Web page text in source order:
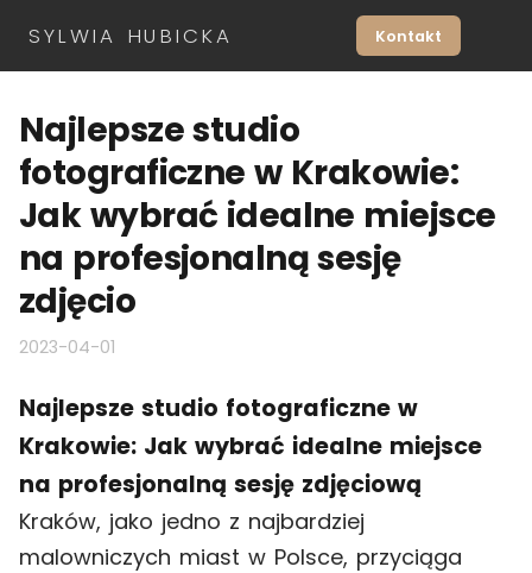
SYLWIA HUBICKA Kontakt
Najlepsze studio
fotograficzne w Krakowie:
Jak wybrać idealne miejsce
na profesjonalną sesję
zdjęcio
2023-04-01
Najlepsze studio fotograficzne w
Krakowie: Jak wybrać idealne miejsce
na profesjonalną sesję zdjęciową
Kraków, jako jedno z najbardziej
malowniczych miast w Polsce, przyciąga